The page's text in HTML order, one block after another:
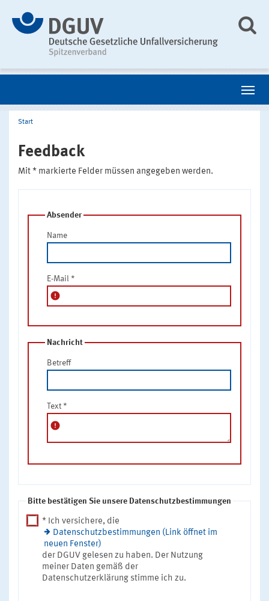
Start
Feedback
Mit * markierte Felder müssen angegeben werden.
Absender
Name
E-Mail *
error
Nachricht
Betreff
Text *
error
Bitte bestätigen Sie unsere Datenschutzbestimmungen
* Ich versichere, die
Datenschutzbestimmungen (Link öffnet im
neuen Fenster)
der DGUV gelesen zu haben. Der Nutzung
meiner Daten gemäß der
Datenschutzerklärung stimme ich zu.